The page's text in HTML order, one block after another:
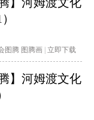
图腾 图腾画 立即下载
】河姆渡文化